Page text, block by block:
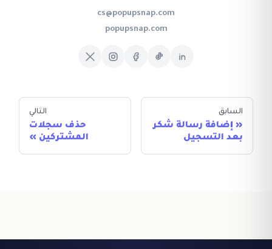
cs@popupsnap.com
popupsnap.com
السابق
إضافة رسالة شكر
بعد التسجيل
التالي
حذف سجلات
المشتركين